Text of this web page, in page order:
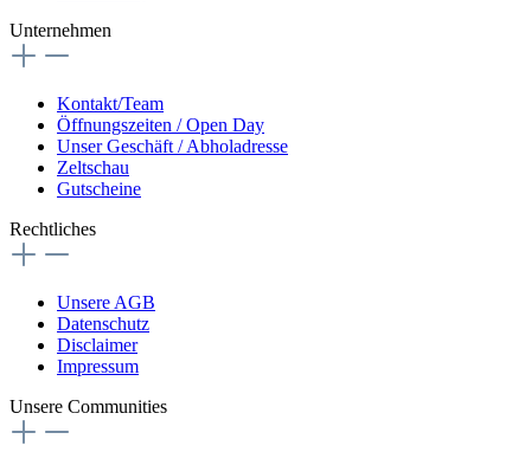
Unternehmen
Kontakt/Team
Öffnungszeiten / Open Day
Unser Geschäft / Abholadresse
Zeltschau
Gutscheine
Rechtliches
Unsere AGB
Datenschutz
Disclaimer
Impressum
Unsere Communities